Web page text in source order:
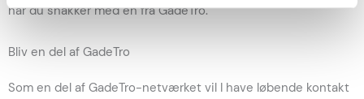
når du snakker med en fra GadeTro.
Bliv en del af GadeTro
Som en del af GadeTro-netværket vil I have løbende kontakt